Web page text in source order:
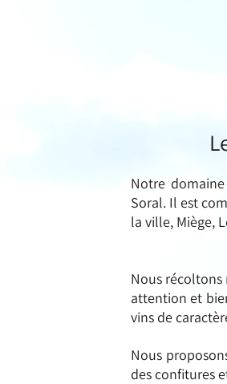
Notre
Soral. Il est
la ville, Miège,
Nous
attention et
vins de
Nous
des confitures